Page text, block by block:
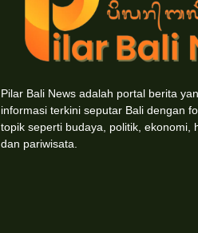
Pilar Bali News adalah portal berita
informasi terkini seputar Bali dengan
topik seperti budaya, politik, ekonomi,
dan pariwisata.